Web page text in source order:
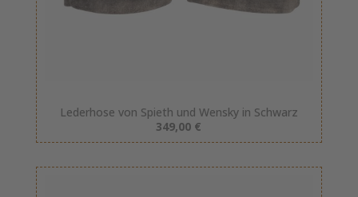
Lederhose von Spieth und Wensky in Schwarz
349,00 €